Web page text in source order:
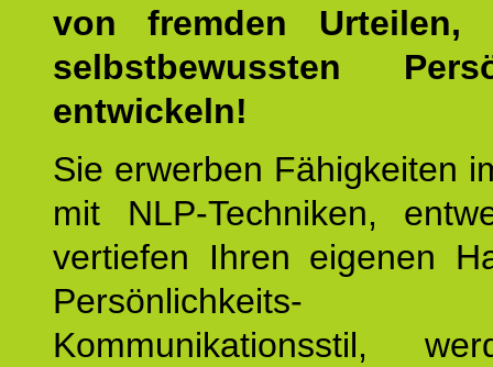
von fremden Urteilen,
selbstbewussten
entwickeln!
Sie erwerben Fähigkeiten
mit NLP-Techniken,
vertiefen Ihren eigenen
Kommunikationsstil,